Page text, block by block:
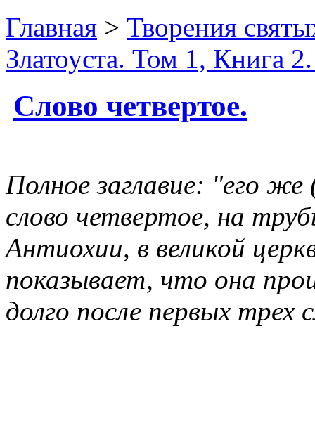
Главная > Творения
Златоуста. Том 1, Книга
Слово четвертое.
Полное заглавие: "его
слово четвертое, на
Антиохии, в великой
показывает, что она
долго после первых трех